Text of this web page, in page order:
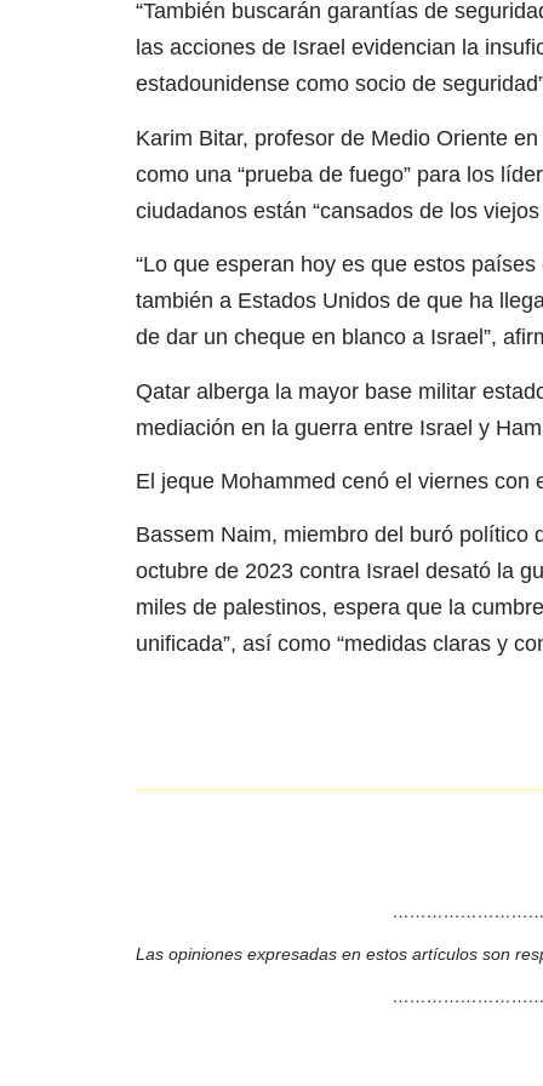
“También buscarán garantías de
las acciones de Israel evidencian la
estadounidense como socio de
Karim Bitar, profesor de Medio Oriente
como una “prueba de fuego” para los
ciudadanos están “cansados de los
“Lo que esperan hoy es que estos
también a Estados Unidos de que ha
de dar un cheque en blanco a Israel”,
Qatar alberga la mayor base militar
mediación en la guerra entre Israel y
El jeque Mohammed cenó el viernes
Bassem Naim, miembro del buró político
octubre de 2023 contra Israel desató la
miles de palestinos, espera que la
unificada”, así como “medidas claras y
Las opiniones expresadas en estos artículos son